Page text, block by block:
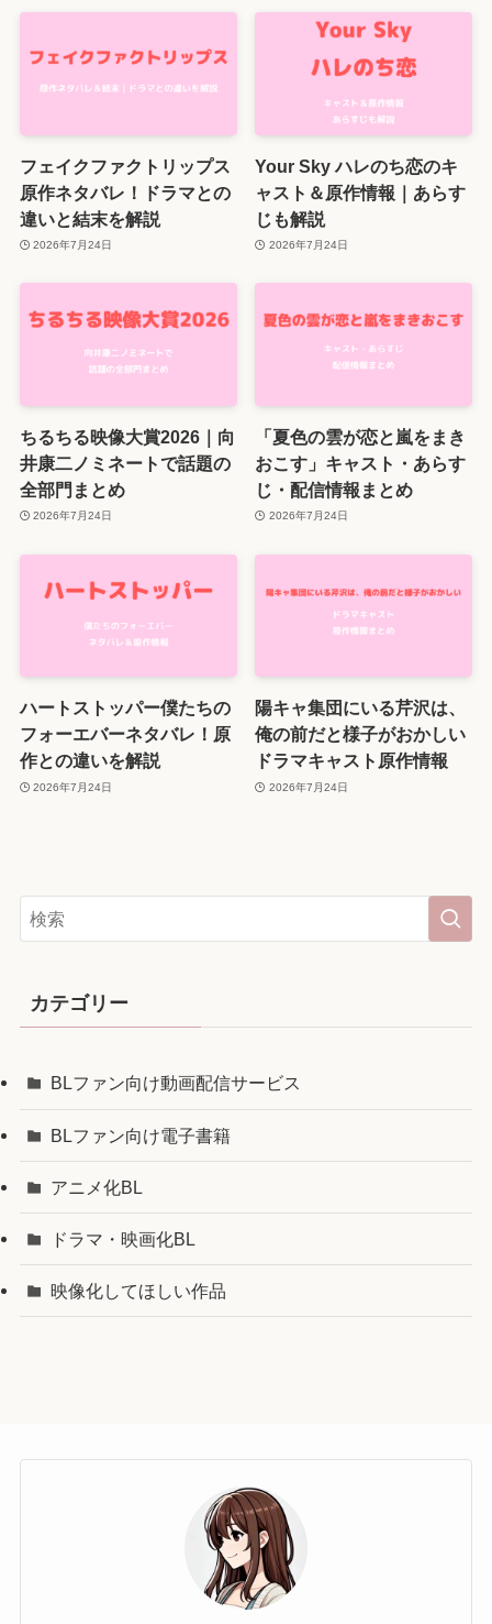
フェイクファクトリップス
原作ネタバレ！ドラマとの
違いと結末を解説
2026年7月24日
Your Sky ハレのち恋のキ
ャスト＆原作情報｜あらす
じも解説
2026年7月24日
ちるちる映像大賞2026｜向
井康二ノミネートで話題の
全部門まとめ
2026年7月24日
「夏色の雲が恋と嵐をまき
おこす」キャスト・あらす
じ・配信情報まとめ
2026年7月24日
ハートストッパー僕たちの
フォーエバーネタバレ！原
作との違いを解説
2026年7月24日
陽キャ集団にいる芹沢は、
俺の前だと様子がおかしい
ドラマキャスト原作情報
2026年7月24日
カテゴリー
BLファン向け動画配信サービス
BLファン向け電子書籍
アニメ化BL
ドラマ・映画化BL
映像化してほしい作品